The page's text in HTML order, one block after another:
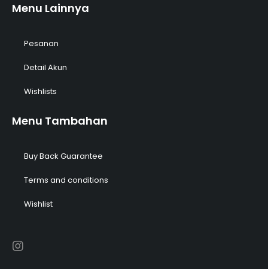
Menu Lainnya
Pesanan
Detail Akun
Wishlists
Menu Tambahan
Buy Back Guarantee
Terms and conditions
Wishlist